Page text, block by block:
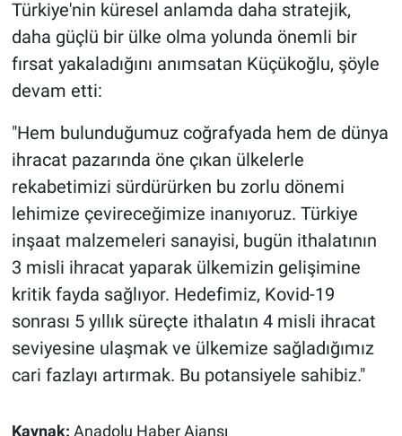
Türkiye'nin küresel anlamda daha stratejik,
daha güçlü bir ülke olma yolunda önemli bir
fırsat yakaladığını anımsatan Küçükoğlu, şöyle
devam etti:
"Hem bulunduğumuz coğrafyada hem de dünya
ihracat pazarında öne çıkan ülkelerle
rekabetimizi sürdürürken bu zorlu dönemi
lehimize çevireceğimize inanıyoruz. Türkiye
inşaat malzemeleri sanayisi, bugün ithalatının
3 misli ihracat yaparak ülkemizin gelişimine
kritik fayda sağlıyor. Hedefimiz, Kovid-19
sonrası 5 yıllık süreçte ithalatın 4 misli ihracat
seviyesine ulaşmak ve ülkemize sağladığımız
cari fazlayı artırmak. Bu potansiyele sahibiz."
Kaynak: Anadolu Haber Ajansı